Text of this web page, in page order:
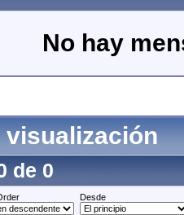
No hay
visualización
de 0
Desde